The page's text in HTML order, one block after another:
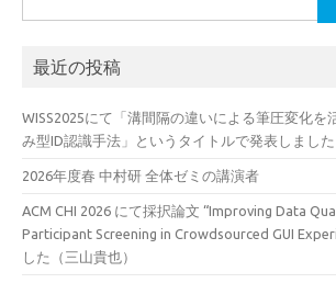
索:
最近の投稿
WISS2025にて「溝間隔の違いによる筆圧変化を
み型ID認識手法」というタイトルで発表しました
2026年度春 中村研 全体ゼミの講演者
ACM CHI 2026 にて採択論文 “Improving Data
Participant Screening in Crowdsourced GUI
した（三山貴也）